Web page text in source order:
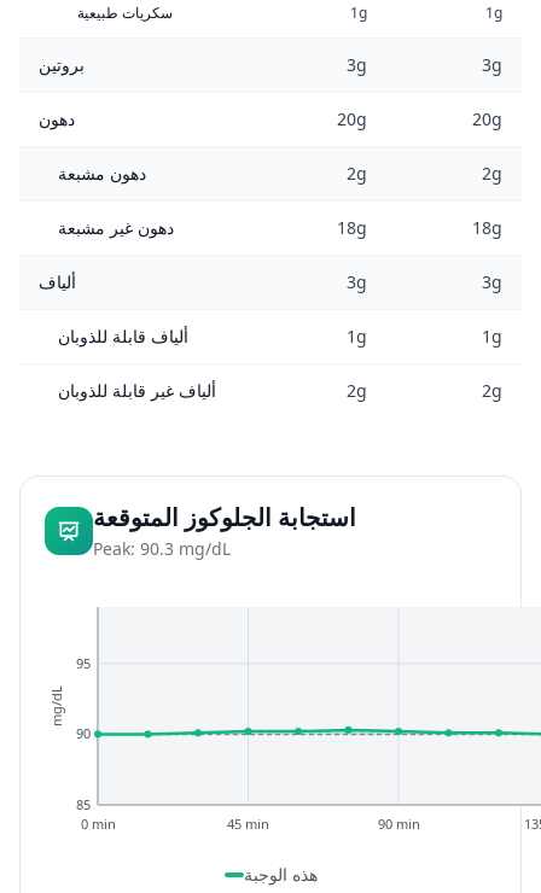
سكريات طبيعية 1g 1g
بروتين 3g 3g
دهون 20g 20g
دهون مشبعة 2g 2g
دهون غير مشبعة 18g 18g
ألياف 3g 3g
ألياف قابلة للذوبان 1g 1g
ألياف غير قابلة للذوبان 2g 2g
استجابة الجلوكوز المتوقعة
Peak: 90.3 mg/dL
85
90
95
0 min 45 min 90 min
mg/dL
هذه الوجبة